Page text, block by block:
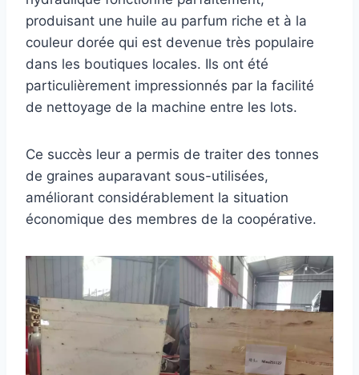
produisant une huile au parfum riche et à la
couleur dorée qui est devenue très populaire
dans les boutiques locales. Ils ont été
particulièrement impressionnés par la facilité
de nettoyage de la machine entre les lots.
Ce succès leur a permis de traiter des tonnes
de graines auparavant sous-utilisées,
améliorant considérablement la situation
économique des membres de la coopérative.